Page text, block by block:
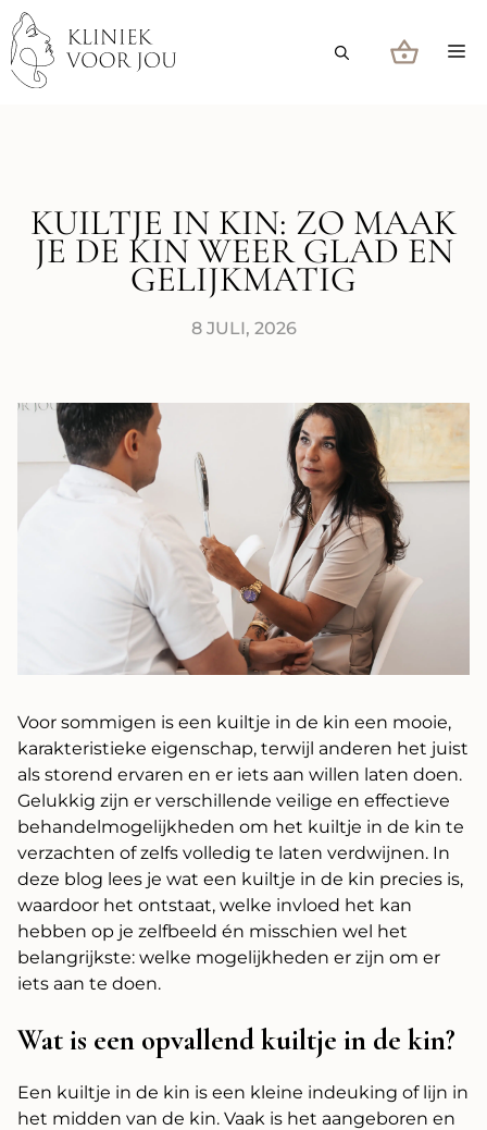
Ga
naar
de
inhoud
KUILTJE IN KIN: ZO MAAK
JE DE KIN WEER GLAD EN
GELIJKMATIG
8 JULI, 2026
Voor sommigen is een kuiltje in de kin een mooie,
karakteristieke eigenschap, terwijl anderen het juist
als storend ervaren en er iets aan willen laten doen.
Gelukkig zijn er verschillende veilige en effectieve
behandelmogelijkheden om het kuiltje in de kin te
verzachten of zelfs volledig te laten verdwijnen. In
deze blog lees je wat een kuiltje in de kin precies is,
waardoor het ontstaat, welke invloed het kan
hebben op je zelfbeeld én misschien wel het
belangrijkste: welke mogelijkheden er zijn om er
iets aan te doen.
Wat is een opvallend kuiltje in de kin?
Een kuiltje in de kin is een kleine indeuking of lijn in
het midden van de kin. Vaak is het aangeboren en